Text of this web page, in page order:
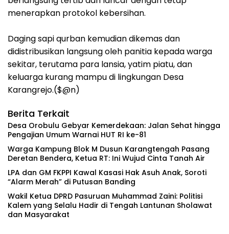
menerapkan protokol kebersihan.
Daging sapi qurban kemudian dikemas dan
didistribusikan langsung oleh panitia kepada warga
sekitar, terutama para lansia, yatim piatu, dan
keluarga kurang mampu di lingkungan Desa
Karangrejo.($@n)
Berita Terkait
‎Desa Orobulu Gebyar Kemerdekaan: Jalan Sehat hingga
Pengajian Umum Warnai HUT RI ke-81 ‎
‎Warga Kampung Blok M Dusun Karangtengah Pasang
Deretan Bendera, Ketua RT: Ini Wujud Cinta Tanah Air
‎LPA dan GM FKPPI Kawal Kasasi Hak Asuh Anak, Soroti
“Alarm Merah” di Putusan Banding ‎
‎Wakil Ketua DPRD Pasuruan Muhammad Zaini: Politisi
Kalem yang Selalu Hadir di Tengah Lantunan Sholawat
dan Masyarakat ‎